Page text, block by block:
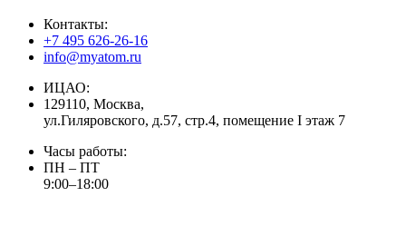
Контакты:
+7 495 626-26-16
info@myatom.ru
ИЦАО:
129110, Москва,
ул.Гиляровского, д.57, стр.4, помещение I этаж 7
Часы работы:
ПН – ПТ
9:00–18:00